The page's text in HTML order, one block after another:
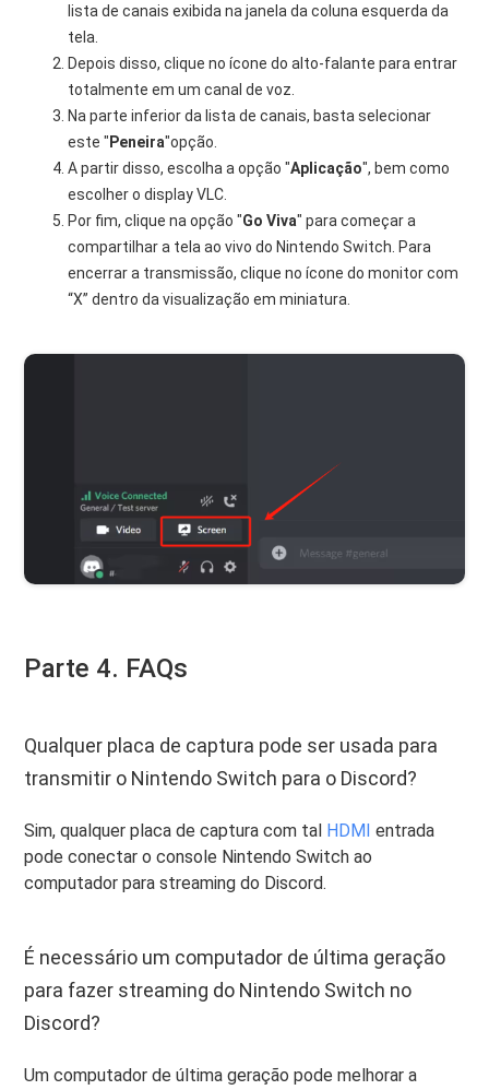
lista de canais exibida na janela da coluna esquerda da
tela.
Depois disso, clique no ícone do alto-falante para entrar
totalmente em um canal de voz.
Na parte inferior da lista de canais, basta selecionar
este " Peneira"opção.
A partir disso, escolha a opção "Aplicação", bem como
escolher o display VLC.
Por fim, clique na opção "Go Viva" para começar a
compartilhar a tela ao vivo do Nintendo Switch. Para
encerrar a transmissão, clique no ícone do monitor com
“X” dentro da visualização em miniatura.
Parte 4. FAQs
Qualquer placa de captura pode ser usada para
transmitir o Nintendo Switch para o Discord?
Sim, qualquer placa de captura com tal HDMI entrada
pode conectar o console Nintendo Switch ao
computador para streaming do Discord.
É necessário um computador de última geração
para fazer streaming do Nintendo Switch no
Discord?
Um computador de última geração pode melhorar a